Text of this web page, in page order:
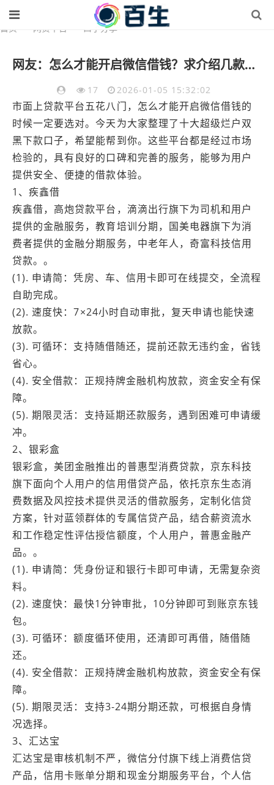
首页 网贷平台 口子分享
网友：怎么才能开启微信借钱？求介绍几款超级烂户双黑下款口子
17 2026-01-05 15:32:02
市面上贷款平台五花八门，怎么才能开启微信借钱的
时候一定要选对。今天为大家整理了十大超级烂户双
黑下款口子，希望能帮到你。这些平台都是经过市场
检验的，具有良好的口碑和完善的服务，能够为用户
提供安全、便捷的借款体验。
1、疾鑫借
疾鑫借，高炮贷款平台，滴滴出行旗下为司机和用户
提供的金融服务，教育培训分期，国美电器旗下为消
费者提供的金融分期服务，中老年人，奇富科技信用
贷款。。
(1). 申请简：凭房、车、信用卡即可在线提交，全流程
自助完成。
(2). 速度快：7×24小时自动审批，复天申请也能快速
放款。
(3). 可循环：支持随借随还，提前还款无违约金，省钱
省心。
(4). 安全借款：正规持牌金融机构放款，资金安全有保
障。
(5). 期限灵活：支持延期还款服务，遇到困难可申请缓
冲。
2、银彩盒
银彩盒，美团金融推出的普惠型消费贷款，京东科技
旗下面向个人用户的信用借贷产品，依托京东生态消
费数据及风控技术提供灵活的借款服务，定制化信贷
方案，针对蓝领群体的专属信贷产品，结合薪资流水
和工作稳定性评估授信额度，个人用户，普惠金融产
品。。
(1). 申请简：凭身份证和银行卡即可申请，无需复杂资
料。
(2). 速度快：最快1分钟审批，10分钟即可到账京东钱
包。
(3). 可循环：额度循环使用，还清即可再借，随借随
还。
(4). 安全借款：正规持牌金融机构放款，资金安全有保
障。
(5). 期限灵活：支持3-24期分期还款，可根据自身情
况选择。
3、汇达宝
汇达宝是审核机制不严，微信分付旗下线上消费信贷
产品，信用卡账单分期和现金分期服务平台，个人信